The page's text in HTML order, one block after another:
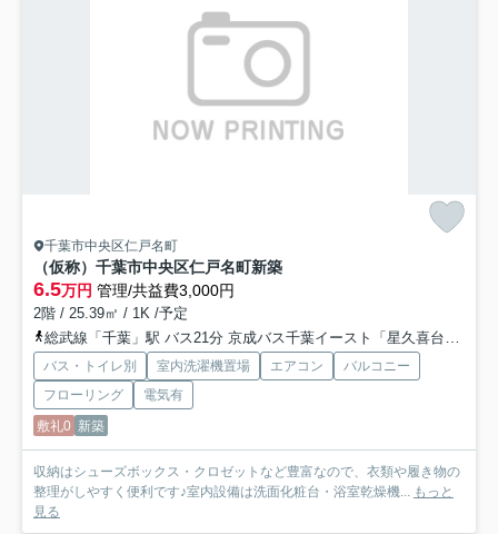
千葉市中央区仁戸名町
（仮称）千葉市中央区仁戸名町新築
6.5万円 管理/共益費3,000円
2階 / 25.39㎡ / 1K /予定
総武線「千葉」駅 バス21分 京成バス千葉イースト「星久喜台」 停歩4分
バス・トイレ別 室内洗濯機置場 エアコン
バルコニー
フローリング
電気有
敷礼0 新築
収納はシューズボックス・クロゼットなど豊富なので、衣類や履き物の
整理がしやすく便利です♪室内設備は洗面化粧台・浴室乾燥機...
もっと
見る